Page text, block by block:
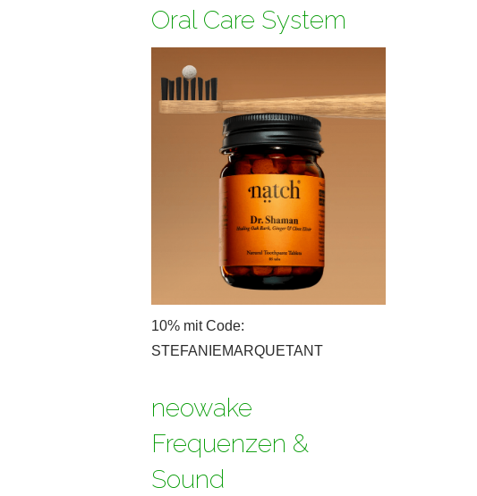
Oral Care System
10% mit Code:
STEFANIEMARQUETANT
neowake
Frequenzen &
Sound